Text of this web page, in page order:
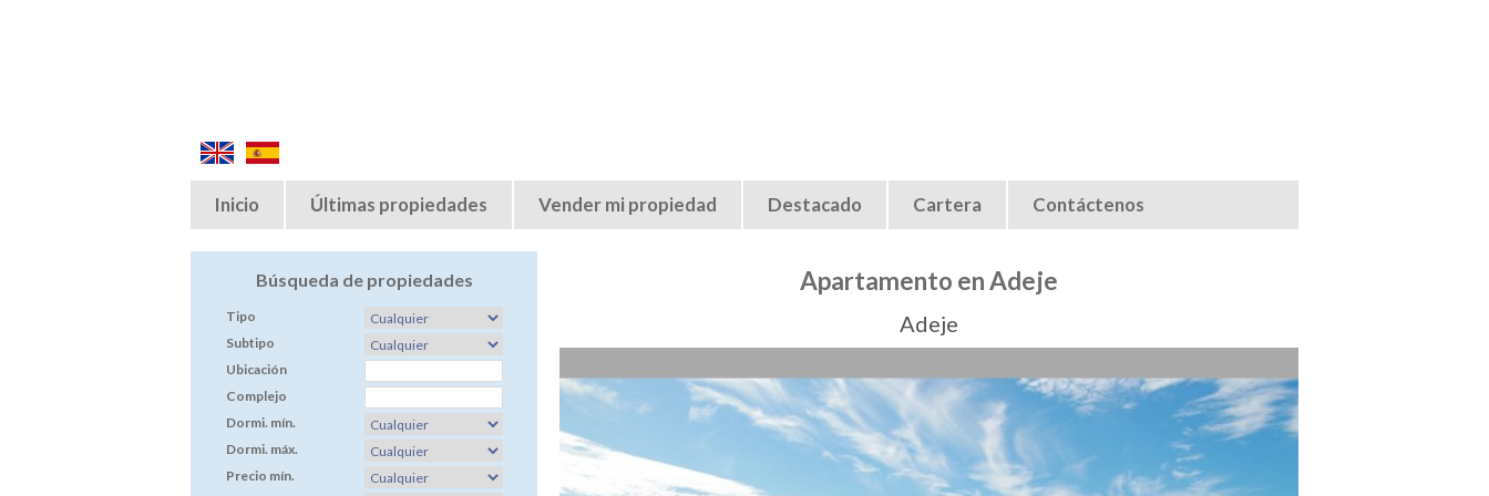
Inicio Últimas propiedades Vender mi propiedad Destacado Cartera Contáctenos
Búsqueda de propiedades
Tipo
Subtipo
Ubicación
Complejo
Dormi. mín.
Dormi. máx.
Precio mín.
Apartamento en Adeje
Adeje